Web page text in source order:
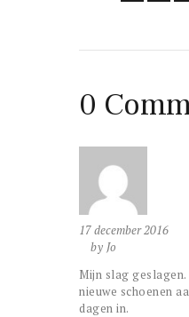
0
17 december 2016
by Jo
Mijn slag
nieuwe schoenen
dagen in.